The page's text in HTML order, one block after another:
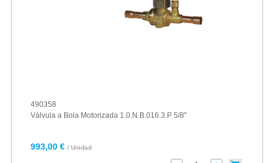
490358
Válvula a Bola Motorizada 1.0.N.B.016.3.P 5/8"
993,00 € / Unidad